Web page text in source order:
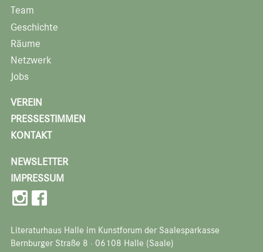
Team
Geschichte
Räume
Netzwerk
Jobs
VEREIN
PRESSESTIMMEN
KONTAKT
NEWSLETTER
IMPRESSUM
Literaturhaus Halle im Kunstforum der Saalesparkasse
Bernburger Straße 8 · 06108 Halle (Saale)